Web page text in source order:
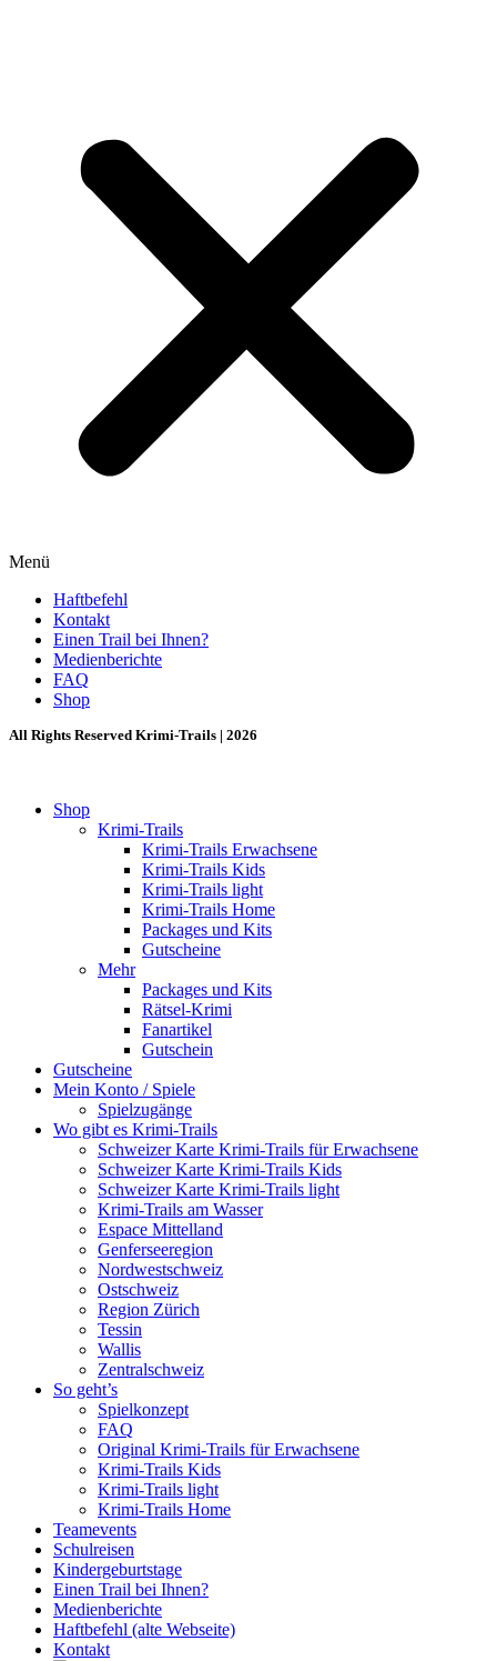
Menü
Haftbefehl
Kontakt
Einen Trail bei Ihnen?
Medienberichte
FAQ
Shop
All Rights Reserved Krimi-Trails | 2026
Shop
Krimi-Trails
Krimi-Trails Erwachsene
Krimi-Trails Kids
Krimi-Trails light
Krimi-Trails Home
Packages und Kits
Gutscheine
Mehr
Packages und Kits
Rätsel-Krimi
Fanartikel
Gutschein
Gutscheine
Mein Konto / Spiele
Spielzugänge
Wo gibt es Krimi-Trails
Schweizer Karte Krimi-Trails für Erwachsene
Schweizer Karte Krimi-Trails Kids
Schweizer Karte Krimi-Trails light
Krimi-Trails am Wasser
Espace Mittelland
Genferseeregion
Nordwestschweiz
Ostschweiz
Region Zürich
Tessin
Wallis
Zentralschweiz
So geht’s
Spielkonzept
FAQ
Original Krimi-Trails für Erwachsene
Krimi-Trails Kids
Krimi-Trails light
Krimi-Trails Home
Teamevents
Schulreisen
Kindergeburtstage
Einen Trail bei Ihnen?
Medienberichte
Haftbefehl (alte Webseite)
Kontakt